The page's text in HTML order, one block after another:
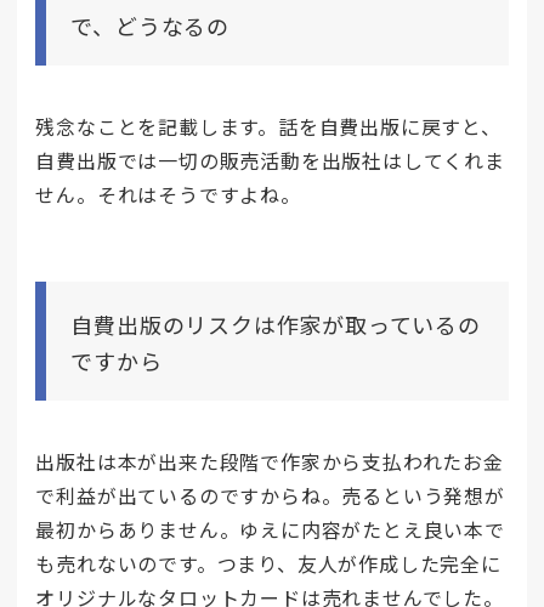
で、どうなるの
残念なことを記載します。話を自費出版に戻すと、
自費出版では一切の販売活動を出版社はしてくれま
せん。それはそうですよね。
自費出版のリスクは作家が取っているの
ですから
出版社は本が出来た段階で作家から支払われたお金
で利益が出ているのですからね。売るという発想が
最初からありません。ゆえに内容がたとえ良い本で
も売れないのです。つまり、友人が作成した完全に
オリジナルなタロットカードは売れませんでした。